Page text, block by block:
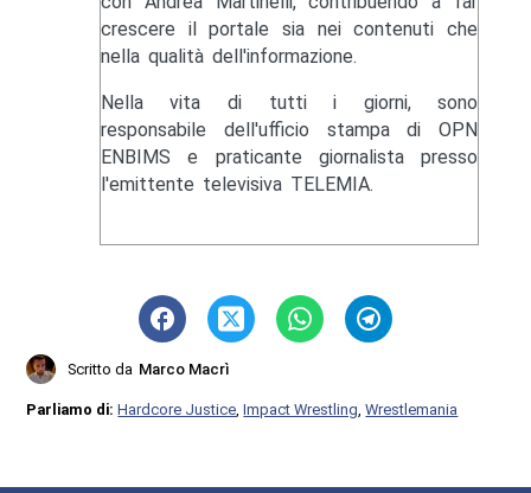
crescere il portale sia nei contenuti che
nella qualità dell'informazione.
Nella vita di tutti i giorni, sono
responsabile dell'ufficio stampa di OPN
ENBIMS e praticante giornalista presso
l'emittente televisiva TELEMIA.
Scritto da Marco Macrì
Parliamo di:Hardcore Justice ,Impact Wrestling ,Wrestlemania